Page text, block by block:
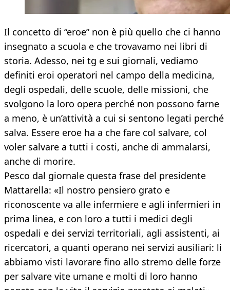
Il concetto di “eroe” non è più quello che ci hanno
insegnato a scuola e che trovavamo nei libri di
storia. Adesso, nei tg e sui giornali, vediamo
definiti eroi operatori nel campo della medicina,
degli ospedali, delle scuole, delle missioni, che
svolgono la loro opera perché non possono farne
a meno, è un’attività a cui si sentono legati perché
salva. Essere eroe ha a che fare col salvare, col
voler salvare a tutti i costi, anche di ammalarsi,
anche di morire.
Pesco dal giornale questa frase del presidente
Mattarella: «Il nostro pensiero grato e
riconoscente va alle infermiere e agli infermieri in
prima linea, e con loro a tutti i medici degli
ospedali e dei servizi territoriali, agli assistenti, ai
ricercatori, a quanti operano nei servizi ausiliari: li
abbiamo visti lavorare fino allo stremo delle forze
per salvare vite umane e molti di loro hanno